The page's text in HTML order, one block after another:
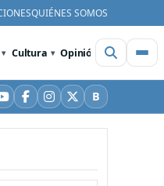
QUIÉNES SOMOS
Cultura Opinión Videos
YouTube
Facebook
Instagram
X BBluesky